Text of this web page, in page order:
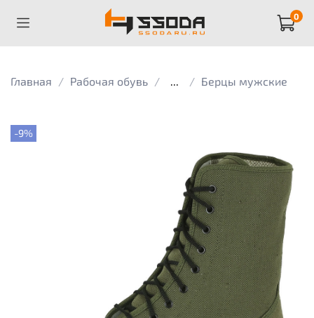
0
Главная Рабочая обувь ... Берцы мужские
-9%